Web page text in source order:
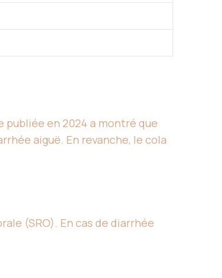
en 2024 a montré que
aiguë. En revanche, le cola
(SRO). En cas de diarrhée